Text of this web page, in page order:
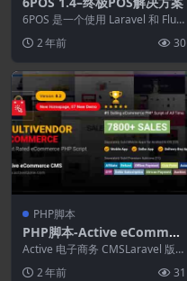
6POS 是一个使用 Laravel 和 Flutt
2 年前 30
PHP脚本
PHP脚本-Active eCommer
ce Paytm Addon 2.0(Activ
e eCommerce CMS拓展)
Active 电子商务 CMSLaravel 版本
2 年前 31